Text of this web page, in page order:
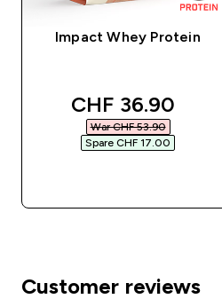
Impact Whey Protein
discounted price
CHF 36.90‎
War CHF 53.90‎
Spare CHF 17.00‎
Customer reviews